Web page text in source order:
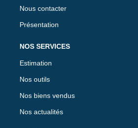
Nous contacter
Présentation
NOS SERVICES
Estimation
Nos outils
Nos biens vendus
Nos actualités